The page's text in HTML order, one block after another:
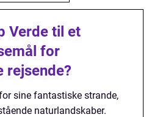
Verde til et
for
rejsende?
sine fantastiske strande,
naturlandskaber.